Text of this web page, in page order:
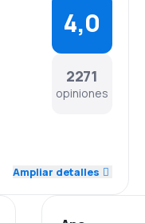
2271
opiniones
4,0
Ampliar detalles